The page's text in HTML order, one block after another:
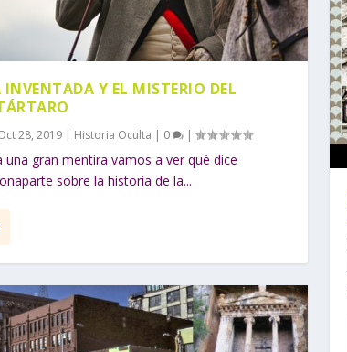
Y EL MISTERIO DEL
28, 2019 | Historia Oculta | 0 |
una gran mentira vamos a ver qué dice
sobre la historia de la...